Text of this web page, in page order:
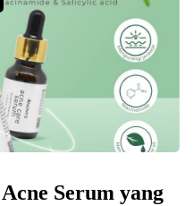
Serum yang